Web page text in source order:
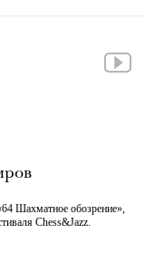
Шахматное обозрение»,
Chess&Jazz.